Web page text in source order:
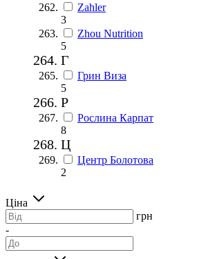
Zahler
3
Zhou Nutrition
5
Г
Грин Виза
5
Р
Рослина Карпат
8
Ц
Центр Болотова
2
Ціна
грн
-